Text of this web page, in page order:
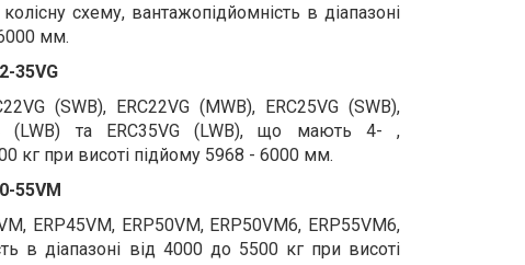
схему, вантажопідйомність в діапазоні
мм.
35VG
(SWB), ERC22VG (MWB), ERC25VG (SWB),
(LWB) та ERC35VG (LWB), що мають 4- ,
кг при висоті підйому 5968 - 6000 мм.
55VM
ERP45VM, ERP50VM, ERP50VM6, ERP55VM6,
в діапазоні від 4000 до 5500 кг при висоті